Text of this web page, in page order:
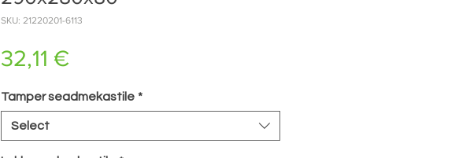
SKU: 21220201-6113
32,11 €Price
Tamper seadmekastile *
Select